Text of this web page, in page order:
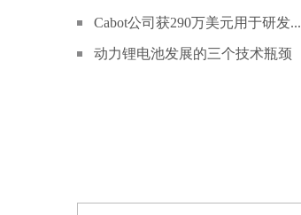
Cabot公司获290万美元用于研发...
动力锂电池发展的三个技术瓶颈